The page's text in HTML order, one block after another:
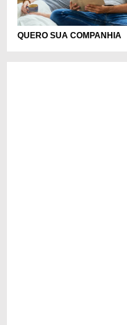
QUERO SUA COMPANHIA